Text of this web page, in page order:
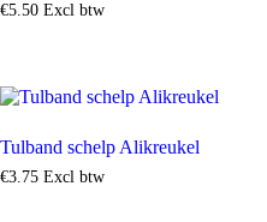
€5.50 Excl btw
Tulband schelp Alikreukel
€3.75 Excl btw